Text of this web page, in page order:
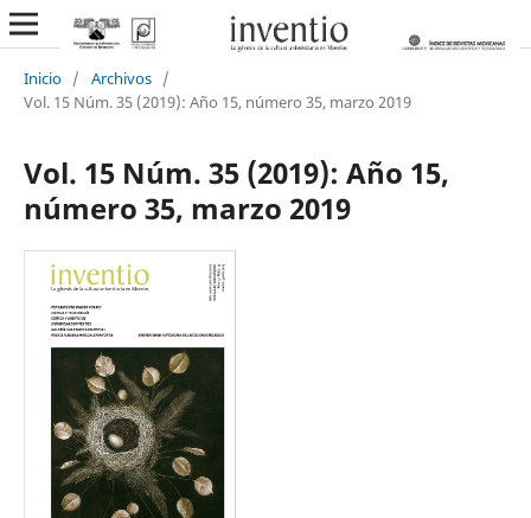
Inicio / Archivos /
Vol. 15 Núm. 35 (2019): Año 15, número 35, marzo 2019
Vol. 15 Núm. 35 (2019): Año 15,
número 35, marzo 2019